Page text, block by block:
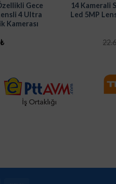
Gece
4 Ultra
Kamerası
₺Şu
14 Kamerali
Led 5MP